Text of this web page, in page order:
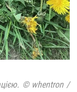
© whentron /